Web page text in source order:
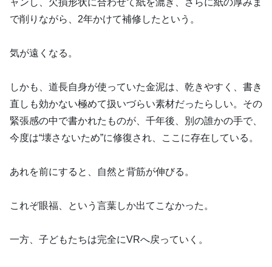
で削りながら、2年かけて補修したという。
気が遠くなる。
しかも、道長自身が使っていた金泥は、乾きやすく、書き
直しも効かない極めて扱いづらい素材だったらしい。その
緊張感の中で書かれたものが、千年後、別の誰かの手で、
今度は“壊さないため”に修復され、ここに存在している。
あれを前にすると、自然と背筋が伸びる。
これぞ眼福、という言葉しか出てこなかった。
一方、子どもたちは完全にVRへ戻っていく。